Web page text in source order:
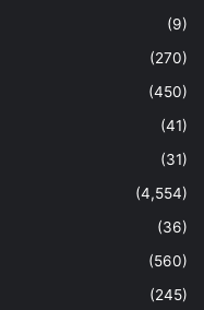
(9)
(270)
(450)
(41)
(31)
(4,554)
(36)
(560)
(245)